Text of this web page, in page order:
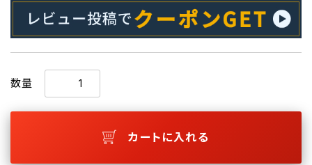
数量
カートに入れる